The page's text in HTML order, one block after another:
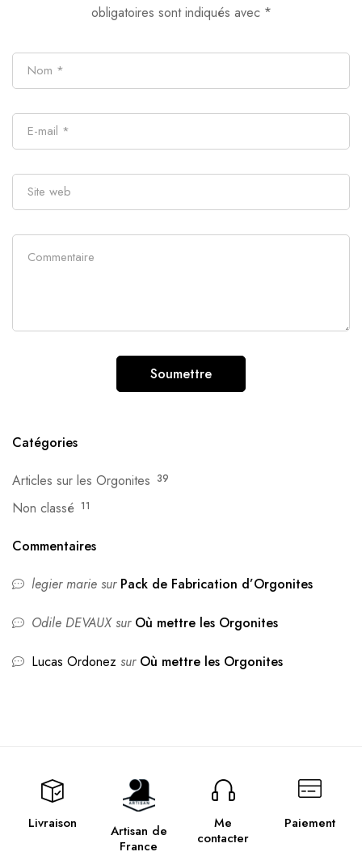
obligatoires sont indiqués avec *
Catégories
Articles sur les Orgonites 39
Non classé 11
Commentaires
legier marie sur Pack de Fabrication d’Orgonites
Odile DEVAUXsur Où mettre les Orgonites
Lucas Ordonez sur Où mettre les Orgonites
Livraison
Artisan de
France
Me
contacter
Paiement